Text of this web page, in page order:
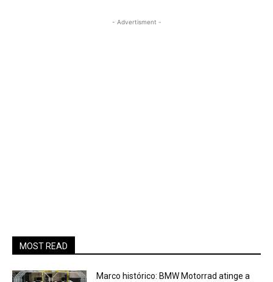
- Advertisment -
MOST READ
Marco histórico: BMW Motorrad atinge a